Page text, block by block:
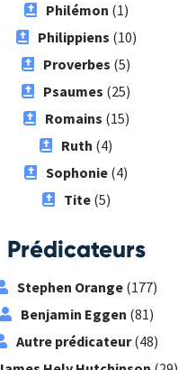
Philémon (1)
Philippiens (10)
Proverbes (5)
Psaumes (25)
Romains (15)
Ruth (4)
Sophonie (4)
Tite(5)
Prédicateurs
Stephen Orange(177)
Benjamin Eggen (81)
Autre prédicateur(48)